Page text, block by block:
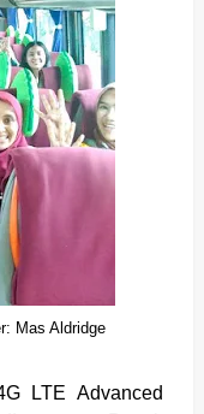
Mas Aldridge
LTE Advanced